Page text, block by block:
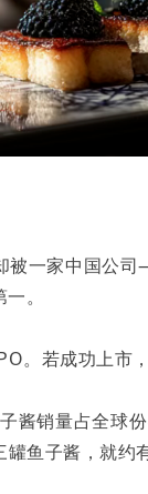
被一家中国公
。
。若成功上市
酱销量占全球
鱼子酱，就约